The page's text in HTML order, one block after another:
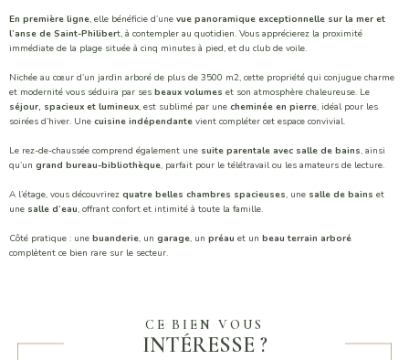
En première ligne, elle bénéficie d’une vue panoramique exceptionnelle sur la mer et
l’anse de Saint-Philibert, à contempler au quotidien. Vous apprécierez la proximité
immédiate de la plage située à cinq minutes à pied, et du club de voile.
Nichée au cœur d’un jardin arboré de plus de 3500 m2, cette propriété qui conjugue charme
et modernité vous séduira par ses beaux volumes et son atmosphère chaleureuse. Le
séjour, spacieux et lumineux, est sublimé par une cheminée en pierre, idéal pour les
soirées d’hiver. Une cuisine indépendante vient compléter cet espace convivial.
Le rez-de-chaussée comprend également une suite parentale avec salle de bains, ainsi
qu’un grand bureau-bibliothèque, parfait pour le télétravail ou les amateurs de lecture.
A l’étage, vous découvrirez quatre belles chambres spacieuses, une salle de bains et
une salle d’eau, offrant confort et intimité à toute la famille.
Côté pratique : une buanderie, un garage, un préau et un beau terrain arboré
complètent ce bien rare sur le secteur.
CE BIEN VOUS
INTÉRESSE ?